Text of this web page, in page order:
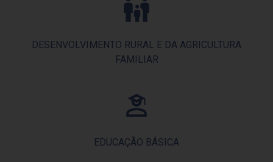
DESENVOLVIMENTO RURAL E DA AGRICULTURA
FAMILIAR
EDUCAÇÃO BÁSICA